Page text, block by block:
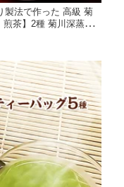
製法で作った 高級 菊
煎茶】2種 菊川深蒸し
合わせ お取り寄せ